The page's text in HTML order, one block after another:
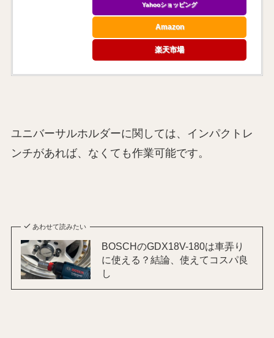
Yahooショッピング
Amazon
楽天市場
ユニバーサルホルダーに関しては、インパクトレ
ンチがあれば、なくても作業可能です。
あわせて読みたい
BOSCHのGDX18V-180は車弄り
に使える？結論、使えてコスパ良
し